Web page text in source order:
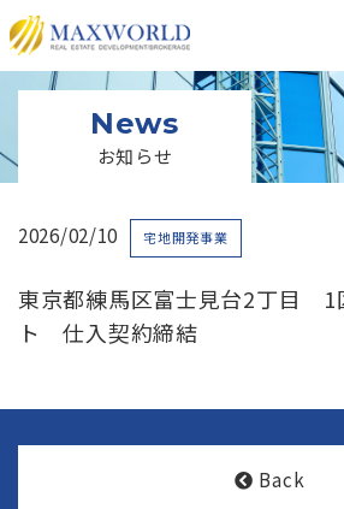
News
お知らせ
2026/02/10 宅地開発事業
東京都練馬区富士見台2丁目 1
ト 仕入契約締結
Back